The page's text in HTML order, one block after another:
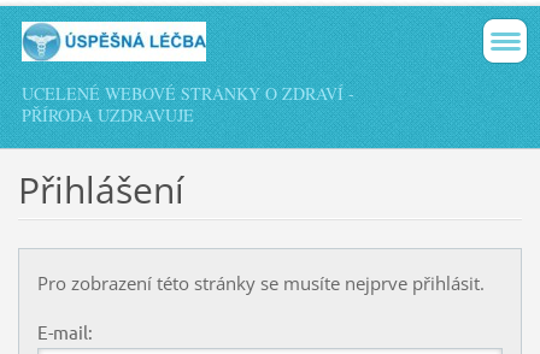
UCELENÉ WEBOVÉ STRÁNKY O ZDRAVÍ -
PŘÍRODA UZDRAVUJE
Přihlášení
Pro zobrazení této stránky se musíte nejprve přihlásit.
E-mail: